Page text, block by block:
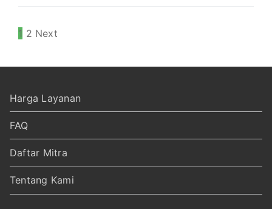
Paginasi
1 2 Next
Harga Layanan
FAQ
Daftar Mitra
Tentang Kami